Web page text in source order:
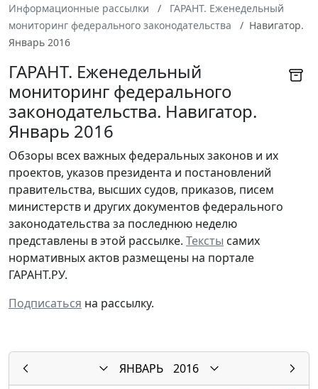
Информационные рассылки
ГАРАНТ. Еженедельный
мониторинг федерального законодательства
Навигатор.
Январь 2016
ГАРАНТ. Еженедельный
мониторинг федерального
законодательства. Навигатор.
Январь 2016
Обзоры всех важных федеральных законов и их
проектов, указов президента и постановлений
правительства, высших судов, приказов, писем
министерств и других документов федерального
законодательства за последнюю неделю
представлены в этой рассылке. Тексты самих
нормативных актов размещены на портале
ГАРАНТ.РУ.
Подписаться на рассылку.
ЯНВАРЬ
2016